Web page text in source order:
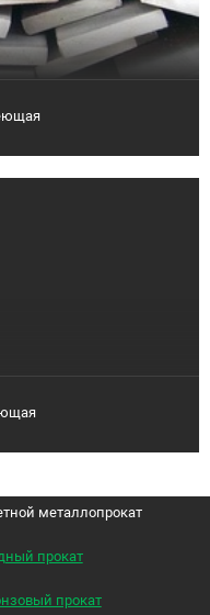
металлопрокат
прокат
прокат